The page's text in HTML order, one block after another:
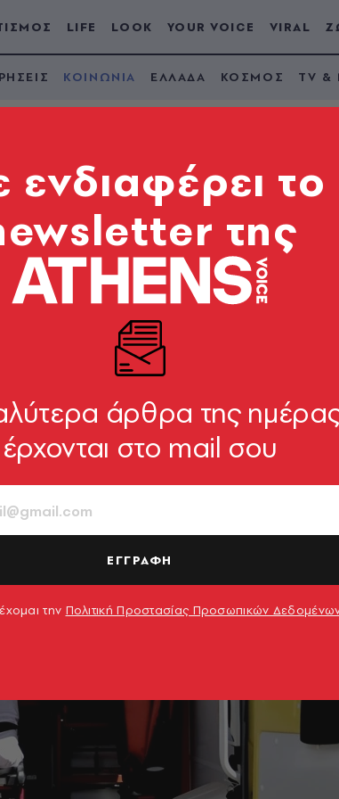
LIFE LOOK YOUR VOICE VIRAL
ΚΟΙΝΩΝΙΑ ΕΛΛΑΔΑ ΚΟΣΜΟΣ TV &
Οδό: Νεκρός
σε
της και στη συνέχεια έπεσε πάνω σε
ενδιαφέρει το
της
άρθρα της
έρχονται στο mail σου
ΕΓΓΡΑΦΗ
την Πολιτική Προστασίας Προσωπικών